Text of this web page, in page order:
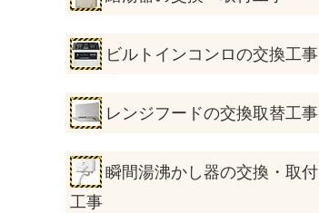
ビルトインコンロの交換工事
レンジフードの交換取替工事
瞬間湯沸かし器の交換・取付
工事